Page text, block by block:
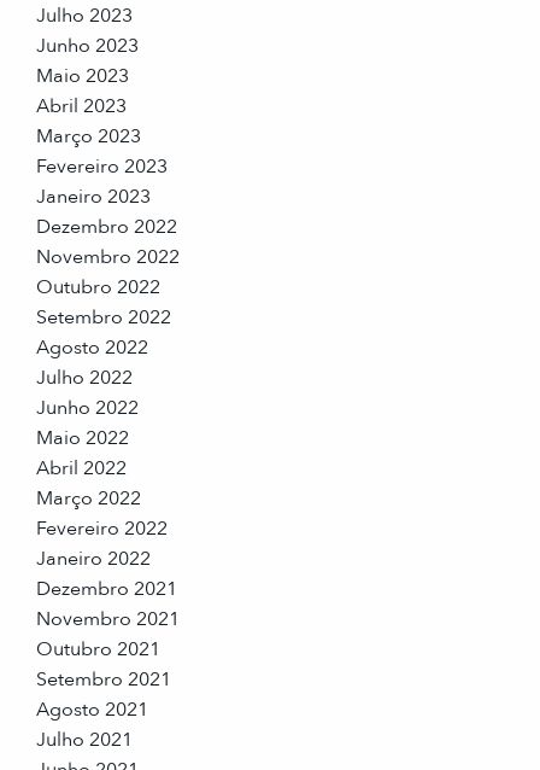
Julho 2023
Junho 2023
Maio 2023
Abril 2023
Março 2023
Fevereiro 2023
Janeiro 2023
Dezembro 2022
Novembro 2022
Outubro 2022
Setembro 2022
Agosto 2022
Julho 2022
Junho 2022
Maio 2022
Abril 2022
Março 2022
Fevereiro 2022
Janeiro 2022
Dezembro 2021
Novembro 2021
Outubro 2021
Setembro 2021
Agosto 2021
Julho 2021